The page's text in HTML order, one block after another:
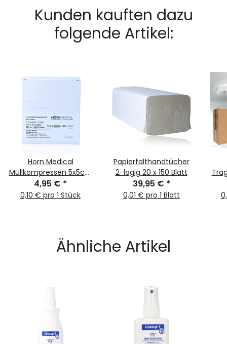
Kunden kauften dazu
folgende Artikel:
Horn Medical
Mullkompressen 5x5cm
steril weiß 25x 2Stk
4,95 € *
0,10 € pro 1 Stück
Papierfalthandtücher
2-lagig 20 x 150 Blatt
39,95 € *
0,01 € pro 1 Blatt
Ähnliche Artikel